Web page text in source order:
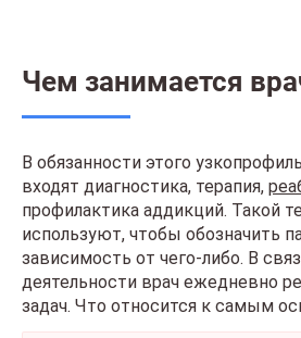
Чем занимается
В обязанности этого
входят диагностика, терапия,
профилактика аддикций. Такой
используют, чтобы обозначить
зависимость от чего-либо. В
деятельности врач ежедневно
задач. Что относится к самым